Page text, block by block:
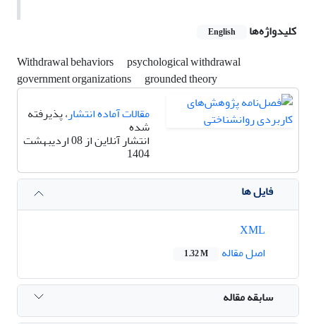
کلیدواژه‌ها
English
Withdrawal behaviors
psychological withdrawal
government organizations
grounded theory
مقالات آماده انتشار، پذیرفته
شده
انتشار آنلاین از 08 اردیبهشت
1404
فایل ها
اصل مقاله
1.32 M
سابقه مقاله